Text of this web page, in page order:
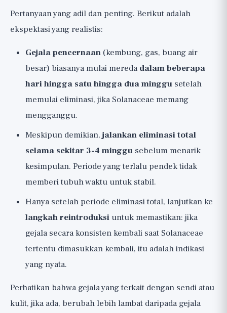
Pertanyaan yang adil dan penting. Berikut adalah
ekspektasi yang realistis:
Gejala pencernaan (kembung, gas, buang air
besar) biasanya mulai mereda dalam beberapa
hari hingga satu hingga dua minggu setelah
memulai eliminasi, jika Solanaceae memang
mengganggu.
Meskipun demikian,jalankan eliminasi total
selama sekitar 3-4 minggu sebelum menarik
kesimpulan. Periode yang terlalu pendek tidak
memberi tubuh waktu untuk stabil.
Hanya setelah periode eliminasi total, lanjutkan ke
langkah reintroduksi untuk memastikan: jika
gejala secara konsisten kembali saat Solanaceae
tertentu dimasukkan kembali, itu adalah indikasi
yang nyata.
Perhatikan bahwa gejala yang terkait dengan sendi atau
kulit, jika ada, berubah lebih lambat daripada gejala